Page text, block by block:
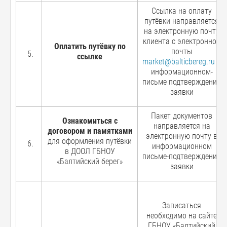
Оплатить путёвку по
ссылке
Ссылка на оплату
путёвки направляется
на электронную почту
клиента с электронной
почты
market@balticbereg.ru
информационном-
письме подтверждении
заявки
Ознакомиться с
договором и памятками
для оформления путёвки
в ДООЛ ГБНОУ
«Балтийский берег»
Пакет документов
направляется на
электронную почту в
информационном
письме-подтверждении
заявки
Записаться
необходимо на сайте